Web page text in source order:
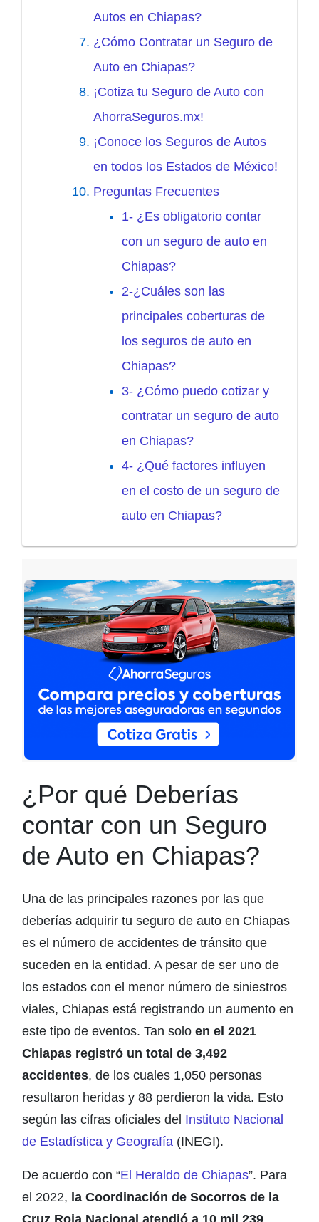
Autos en Chiapas?
¿Cómo Contratar un Seguro de
Auto en Chiapas?
¡Cotiza tu Seguro de Auto con
AhorraSeguros.mx!
¡Conoce los Seguros de Autos
en todos los Estados de México!
Preguntas Frecuentes
1- ¿Es obligatorio contar
con un seguro de auto en
Chiapas?
2-¿Cuáles son las
principales coberturas de
los seguros de auto en
Chiapas?
3- ¿Cómo puedo cotizar y
contratar un seguro de auto
en Chiapas?
4- ¿Qué factores influyen
en el costo de un seguro de
auto en Chiapas?
¿Por qué Deberías
contar con un Seguro
de Auto en Chiapas?
Una de las principales razones por las que
deberías adquirir tu seguro de auto en Chiapas
es el número de accidentes de tránsito que
suceden en la entidad. A pesar de ser uno de
los estados con el menor número de siniestros
viales, Chiapas está registrando un aumento en
este tipo de eventos. Tan solo en el 2021
Chiapas registró un total de 3,492
accidentes, de los cuales 1,050 personas
resultaron heridas y 88 perdieron la vida. Esto
según las cifras oficiales del Instituto Nacional
de Estadística y Geografía (INEGI).
De acuerdo con “El Heraldo de Chiapas”. Para
el 2022, la Coordinación de Socorros de la
Cruz Roja Nacional atendió a 10 mil 239